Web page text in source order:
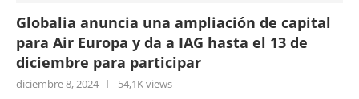
Globalia anuncia una ampliación de capital
para Air Europa y da a IAG hasta el 13 de
diciembre para participar
diciembre 8, 2024 54,1K views